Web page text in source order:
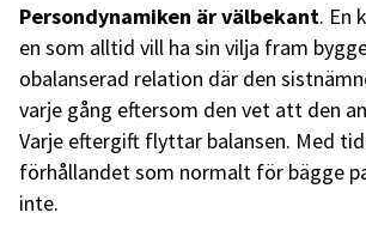
Persondynamiken är välbekant. En
en som alltid vill ha sin vilja fram
obalanserad relation där den
varje gång eftersom den vet att den
Varje eftergift flyttar balansen. Med
förhållandet som normalt för bägge
inte.